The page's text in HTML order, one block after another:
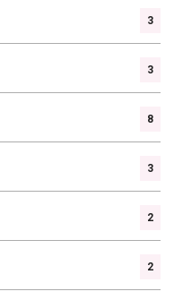
3
3
8
3
2
2